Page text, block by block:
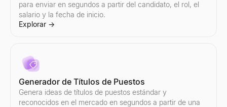
Alcance por correo electrónico
Lance campañas automatizadas de outreach por email con
Explorar→
Probador de líneas de asunto de email
Prueba tu línea de asunto de email gratis. Obtén puntuaciones
Explorar→
Pequeños Negocios Cerca de Mí
Encuentra pequeños negocios cerca de ti — abiertos ahora,
Explorar→
Instantánea de Inteligencia Empresarial
Genere instantáneas de inteligencia empresarial B2B al
Explorar→
para enviar en segundos a partir del candidato, el rol, el
salario y la fecha de inicio.
Explorar →
Generador de Títulos de Puestos
Genera ideas de títulos de puestos estándar y
reconocidos en el mercado en segundos a partir de una